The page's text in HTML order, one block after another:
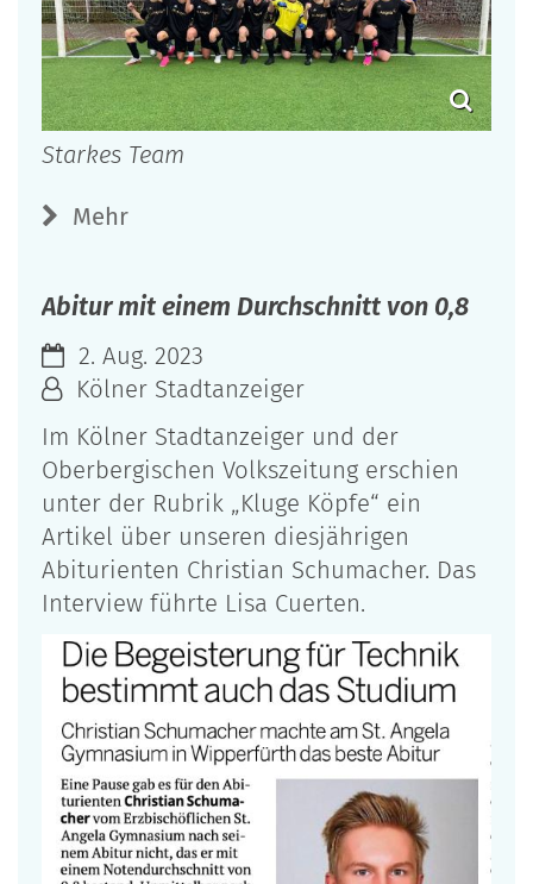
Starkes Team
Mehr
Abitur mit einem Durchschnitt von 0,8
2. Aug. 2023
Kölner Stadtanzeiger
Im Kölner Stadtanzeiger und der
Oberbergischen Volkszeitung erschien
unter der Rubrik „Kluge Köpfe“ ein
Artikel über unseren diesjährigen
Abiturienten Christian Schumacher. Das
Interview führte Lisa Cuerten.